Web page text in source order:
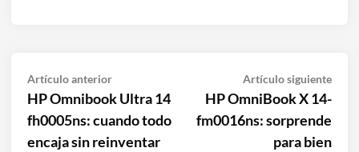
Navegación
de
entradas
Artículo anteriorArtículo
anterior:
HP Omnibook Ultra 14
fh0005ns: cuando todo
encaja sin reinventar
Artículo siguiente
HP OmniBook X 14-
fm0016ns: sorprende
para bien